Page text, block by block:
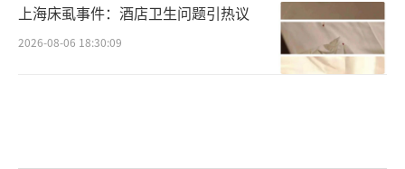
上海床虱事件：酒店卫生问题引热议
2026-08-06 18:30:09